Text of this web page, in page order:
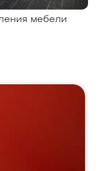
мебели